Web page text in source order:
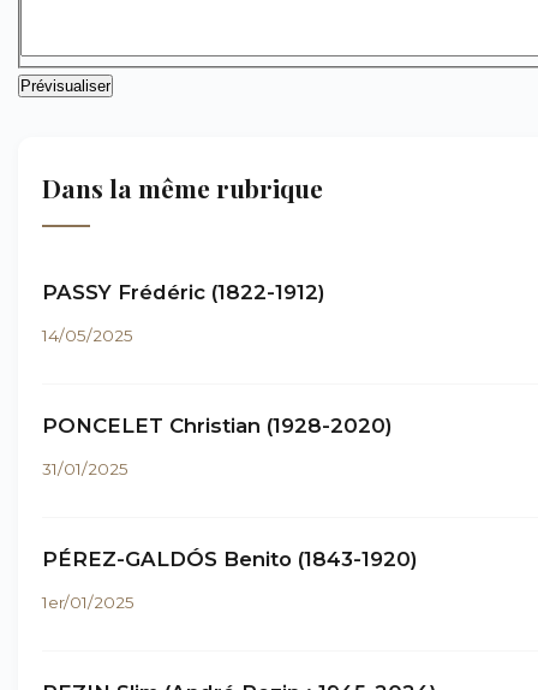
Dans la même rubrique
PASSY Frédéric (1822-1912)
14/05/2025
PONCELET Christian (1928-2020)
31/01/2025
PÉREZ-GALDÓS Benito (1843-1920)
1er/01/2025